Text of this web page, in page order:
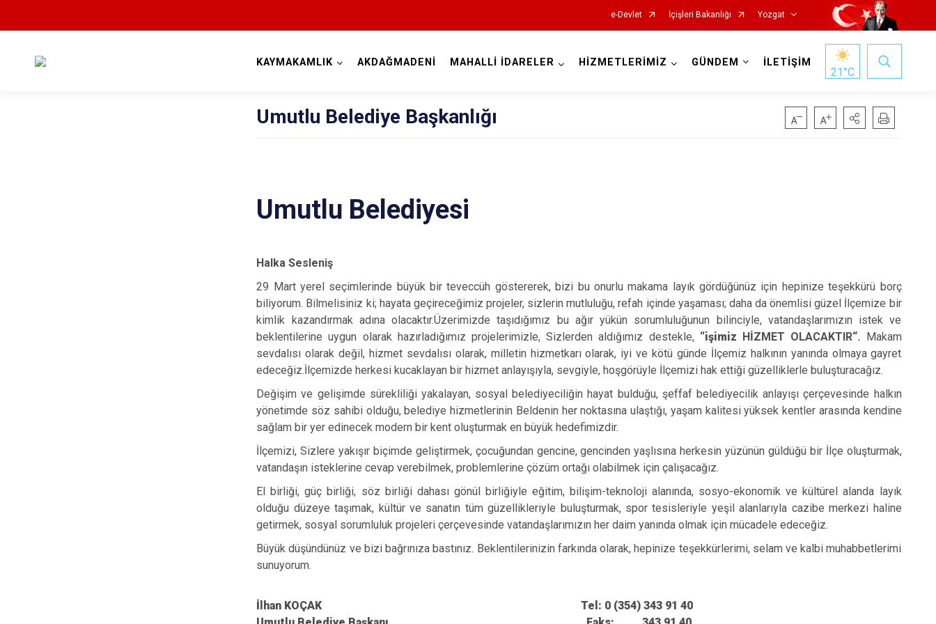
e-Devlet İçişleri Bakanlığı Yozgat
Karamürsel
Körfez
Derince
Dilovası
İzmit
Kartepe
KAYMAKAMLIK AKDAĞMADENİ MAHALLİ İDARELER HİZMETLERİMİZ GÜNDEM İLETİŞİM
21°C
Umutlu Belediye Başkanlığı
Umutlu Belediyesi
Halka Sesleniş
29 Mart yerel seçimlerinde büyük bir teveccüh göstererek, bizi bu onurlu makama layık gördüğünüz için hepinize teşekkürü borç
biliyorum. Bilmelisiniz ki; hayata geçireceğimiz projeler, sizlerin mutluluğu, refah içinde yaşaması; daha da önemlisi güzel İlçemize bir
kimlik kazandırmak adına olacaktır.Üzerimizde taşıdığımız bu ağır yükün sorumluluğunun bilinciyle, vatandaşlarımızın istek ve
beklentilerine uygun olarak hazırladığımız projelerimizle, Sizlerden aldığımız destekle, “işimiz HİZMET OLACAKTIR“. Makam
sevdalısı olarak değil, hizmet sevdalısı olarak, milletin hizmetkarı olarak, iyi ve kötü günde İlçemiz halkının yanında olmaya gayret
edeceğiz.İlçemizde herkesi kucaklayan bir hizmet anlayışıyla, sevgiyle, hoşgörüyle İlçemizi hak ettiği güzelliklerle buluşturacağız.
Değişim ve gelişimde sürekliliği yakalayan, sosyal belediyeciliğin hayat bulduğu, şeffaf belediyecilik anlayışı çerçevesinde halkın
yönetimde söz sahibi olduğu, belediye hizmetlerinin Beldenin her noktasına ulaştığı, yaşam kalitesi yüksek kentler arasında kendine
sağlam bir yer edinecek modern bir kent oluşturmak en büyük hedefimizdir.
İlçemizi, Sizlere yakışır biçimde geliştirmek, çocuğundan gencine, gencinden yaşlısına herkesin yüzünün güldüğü bir İlçe oluşturmak,
vatandaşın isteklerine cevap verebilmek, problemlerine çözüm ortağı olabilmek için çalışacağız.
El birliği, güç birliği, söz birliği dahası gönül birliğiyle eğitim, bilişim-teknoloji alanında, sosyo-ekonomik ve kültürel alanda layık
olduğu düzeye taşımak, kültür ve sanatın tüm güzellikleriyle buluşturmak, spor tesisleriyle yeşil alanlarıyla cazibe merkezi haline
getirmek, sosyal sorumluluk projeleri çerçevesinde vatandaşlarımızın her daim yanında olmak için mücadele edeceğiz.
Büyük düşündünüz ve bizi bağrınıza bastınız. Beklentilerinizin farkında olarak, hepinize teşekkürlerimi, selam ve kalbi muhabbetlerimi
sunuyorum.
İlhan KOÇAK Tel: 0 (354) 343 91 40